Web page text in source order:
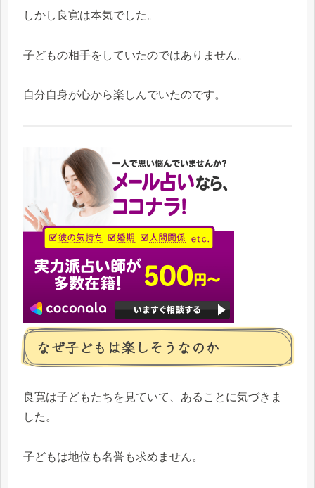
しかし良寛は本気でした。
子どもの相手をしていたのではありません。
自分自身が心から楽しんでいたのです。
なぜ子どもは楽しそうなのか
良寛は子どもたちを見ていて、あることに気づきま
した。
子どもは地位も名誉も求めません。